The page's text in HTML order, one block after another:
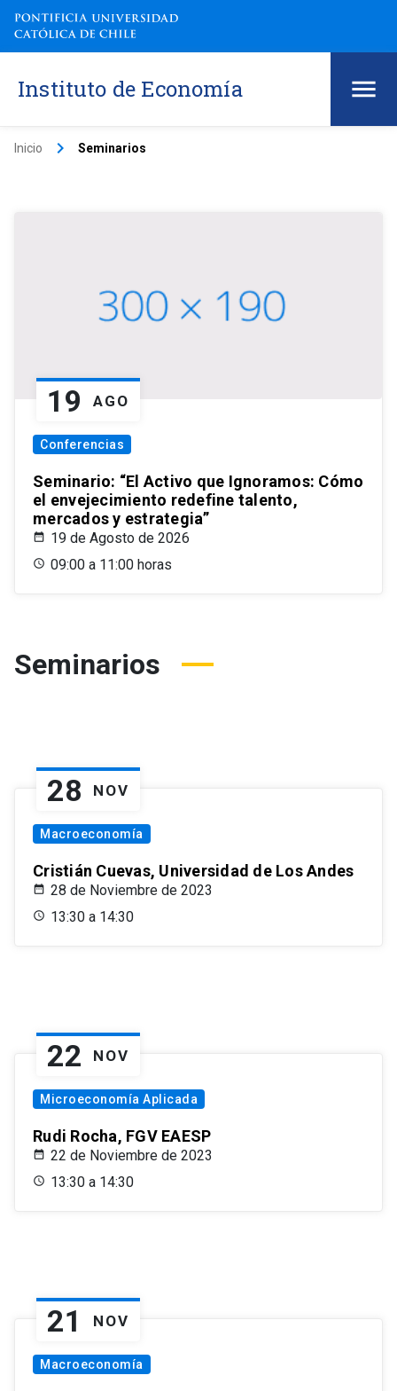
Instituto de Economía
Inicio keyboard_arrow_right Seminarios
19 AGO
Conferencias
Seminario: “El Activo que Ignoramos: Cómo
el envejecimiento redefine talento,
mercados y estrategia”
19 de Agosto de 2026
09:00 a 11:00 horas
Seminarios
28 NOV
Macroeconomía
Cristián Cuevas, Universidad de Los Andes
28 de Noviembre de 2023
13:30 a 14:30
22 NOV
Microeconomía Aplicada
Rudi Rocha, FGV EAESP
22 de Noviembre de 2023
13:30 a 14:30
21 NOV
Macroeconomía